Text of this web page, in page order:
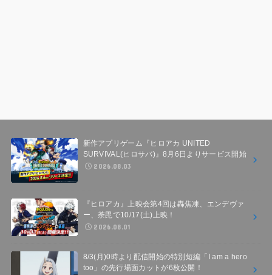
新作アプリゲーム『ヒロアカ UNITED
SURVIVAL(ヒロサバ)』8月6日よりサービス開始
2026.08.03
『ヒロアカ』上映会第4回は轟焦凍、エンデヴァ
ー、荼毘で10/17(土)上映！
2026.08.01
8/3(月)0時より配信開始の特別短編「I am a hero
too」の先行場面カットが6枚公開！